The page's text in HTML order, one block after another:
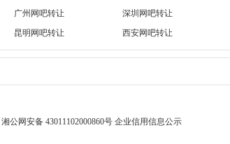
广州网吧转让
深圳网吧转让
昆明网吧转让 西安网吧转让
湘公网安备 43011102000860号 企业信用信息公示